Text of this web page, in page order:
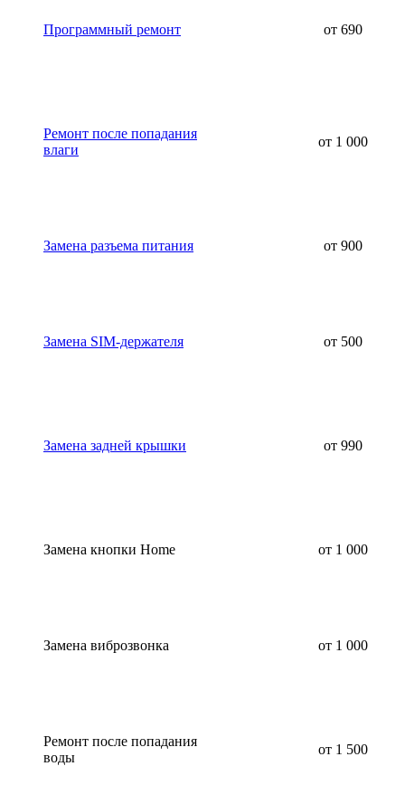
Программный ремонт от 690
Ремонт после попадания
влаги
от 1 000
Замена разъема питания от 900
Замена SIM-держателя от 500
Замена задней крышки от 990
Замена кнопки Home от 1 000
Замена виброзвонка от 1 000
Ремонт после попадания
воды
от 1 500